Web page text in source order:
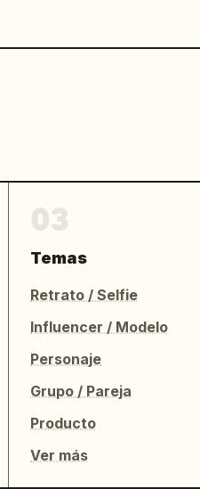
Temas
Retrato / Selfie
Influencer / Modelo
Personaje
Grupo / Pareja
Producto
Ver más